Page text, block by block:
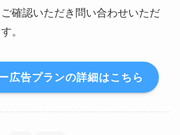
確認いただき問い合わせいただ
。
広告プランの詳細はこちら